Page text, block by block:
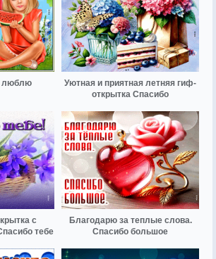
люблю
Уютная и приятная летняя гиф-
открытка Спасибо
с
тебе
Благодарю за теплые слова.
Спасибо большое